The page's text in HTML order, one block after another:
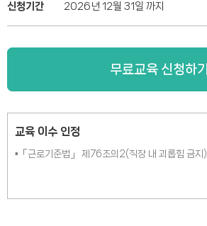
신청기간 2026년 12월 31일 까지
무료교육 신청하기
교육 이수 인정
▪「근로기준법」 제76조의2(직장 내 괴롭힘 금지)